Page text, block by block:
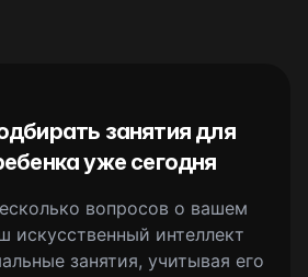
занятия для
уже сегодня
вопросов о вашем
искусственный интеллект
занятия, учитывая его